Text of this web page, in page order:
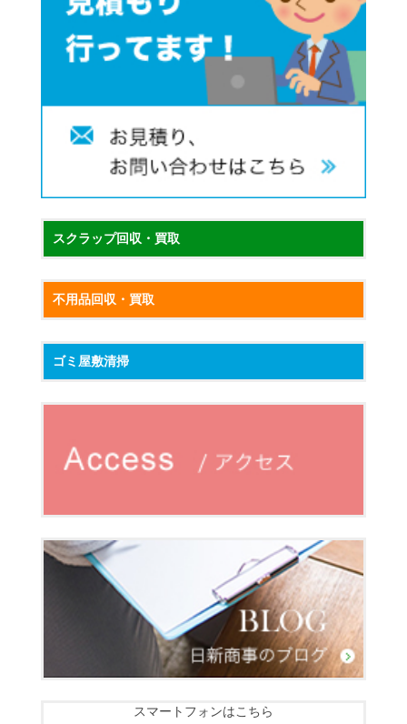
スクラップ回収・買取
不用品回収・買取
ゴミ屋敷清掃
スマートフォンはこちら